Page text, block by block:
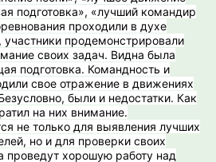
подготовка», «лучший командир
проходили в духе
участники продемонстрировали
своих задач. Видна была
подготовка. Командность и
свое отражение в движениях
были и недостатки. Как
на них внимание.
не только для выявления лучших
но и для проверки своих
проведут хорошую работу над